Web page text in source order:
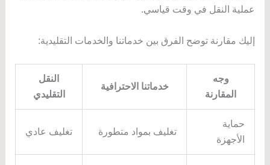
عملية النقل في وقت قياسي.
إليك مقارنة توضح الفرق بين خدماتنا والخدمات التقليدية:
وجه
المقارنة
خدماتنا الاحترافية
النقل
التقليدي
حماية
الأجهزة
تغليف بمواد متطورة تغليف عادي